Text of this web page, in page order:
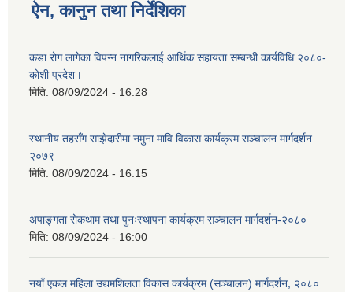
ऐन, कानुन तथा निर्देशिका
कडा रोग लागेका विपन्न नागरिकलाई आर्थिक सहायता सम्बन्धी कार्यविधि २०८०-
कोशी प्रदेश।
मिति: 08/09/2024 - 16:28
स्थानीय तहसँग साझेदारीमा नमुना मावि विकास कार्यक्रम सञ्चालन मार्गदर्शन
२०७९
मिति: 08/09/2024 - 16:15
अपाङ्गता रोकथाम तथा पुनःस्थापना कार्यक्रम सञ्चालन मार्गदर्शन-२०८०
मिति: 08/09/2024 - 16:00
नयाँ एकल महिला उद्यमशिलता विकास कार्यक्रम (सञ्चालन) मार्गदर्शन, २०८०